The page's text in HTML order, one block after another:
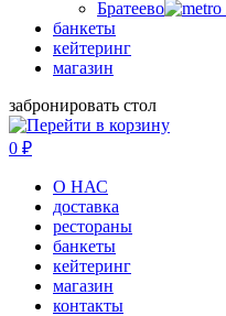
Братеево
банкеты
кейтеринг
магазин
забронировать стол
0 ₽
О НАС
доставка
рестораны
банкеты
кейтеринг
магазин
контакты